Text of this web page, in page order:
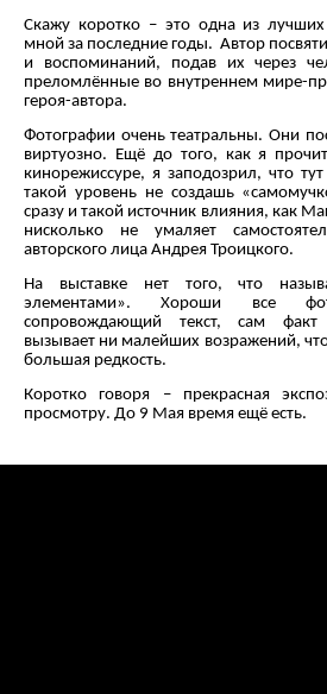
Скажу коротко – это одна из
мной за последние годы. Автор
и воспоминаний, подав их через
преломлённые во внутреннем мире-
героя-автора.
Фотографии очень театральны. Они
виртуозно. Ещё до того, как я
кинорежиссуре, я заподозрил, что
такой уровень не создашь
сразу и такой источник влияния, как
нисколько не умаляет
авторского лица Андрея Троицкого.
На выставке нет того, что
элементами». Хороши все
сопровождающий текст, сам факт
вызывает ни малейших возражений,
большая редкость.
Коротко говоря – прекрасная
просмотру. До 9 Мая время ещё есть.